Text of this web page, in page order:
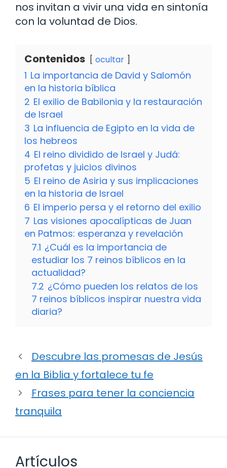
nos invitan a vivir una vida en sintonía
con la voluntad de Dios.
Contenidos ocultar
1 La importancia de David y Salomón
en la historia bíblica
2 El exilio de Babilonia y la restauración
de Israel
3 La influencia de Egipto en la vida de
los hebreos
4 El reino dividido de Israel y Judá:
profetas y juicios divinos
5 El reino de Asiria y sus implicaciones
en la historia de Israel
6 El imperio persa y el retorno del exilio
7 Las visiones apocalípticas de Juan
en Patmos: esperanza y revelación
7.1 ¿Cuál es la importancia de
estudiar los 7 reinos bíblicos en la
actualidad?
7.2 ¿Cómo pueden los relatos de los
7 reinos bíblicos inspirar nuestra vida
diaria?
Descubre las promesas de Jesús
en la Biblia y fortalece tu fe
Frases para tener la conciencia
tranquila
Artículos